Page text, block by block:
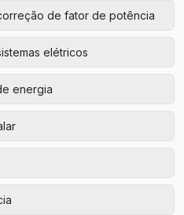
de fator de potência
elétricos
energia